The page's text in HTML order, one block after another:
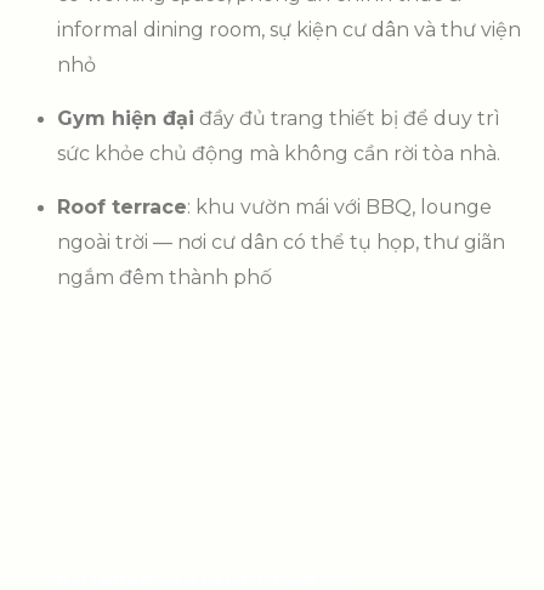
informal dining room, sự kiện cư dân và thư viện
nhỏ
Gym hiện đại đầy đủ trang thiết bị để duy trì
sức khỏe chủ động mà không cần rời tòa nhà.
Roof terrace: khu vườn mái với BBQ, lounge
ngoài trời — nơi cư dân có thể tụ họp, thư giãn
ngắm đêm thành phố